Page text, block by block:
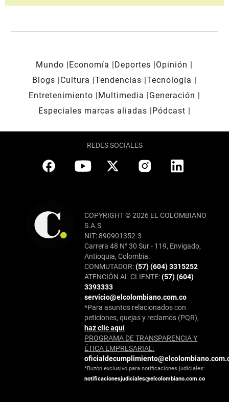
Mundo Economía Deportes
Opinión
Blogs
Cultura Tendencias Tecnología
Entretenimiento
Multimedia
Generación
Especiales marcas aliadas
Pódcast
REDES SOCIALES
COPYRIGHT © 2026 EL COLOMBIANO
S.A.S
NIT: 890901352-3
Carrera 48 N° 30 Sur - 119, Envigado,
Antioquia, Colombia.
CONMUTADOR:(57) (604) 3315252
ATENCIÓN AL CLIENTE:(57) (604)
3393333
servicio@elcolombiano.com.co
*Para asuntos relacionados con
peticiones, quejas y reclamos (PQR),
haz clic aquí
PROGRAMA DE TRANSPARENCIA Y
ÉTICA EMPRESARIAL:
*Buzón exclusivo para notificaciones judiciales:
notificacionesjudiciales@elcolombiano.com.co